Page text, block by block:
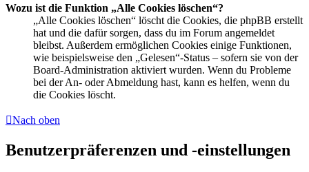
Wozu ist die Funktion „Alle Cookies löschen“?
„Alle Cookies löschen“ löscht die Cookies, die phpBB erstellt
hat und die dafür sorgen, dass du im Forum angemeldet
bleibst. Außerdem ermöglichen Cookies einige Funktionen,
wie beispielsweise den „Gelesen“-Status – sofern sie von der
Board-Administration aktiviert wurden. Wenn du Probleme
bei der An- oder Abmeldung hast, kann es helfen, wenn du
die Cookies löscht.
Nach oben
Benutzerpräferenzen und -einstellungen